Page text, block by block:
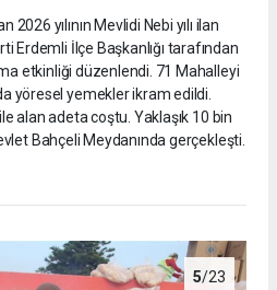
2026 yılının Mevlidi Nebi yılı ilan
Erdemli İlçe Başkanlığı tarafından
etkinliği düzenlendi. 71 Mahalleyi
yöresel yemekler ikram edildi.
alan adeta coştu. Yaklaşık 10 bin
Bahçeli Meydanında gerçekleşti.
5/23